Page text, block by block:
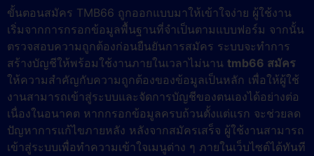
ขั้นตอนสมัคร TMB66 ถูกออกแบบมาให้เข้าใจง่าย ผู้ใช้งาน
เริ่มจากการกรอกข้อมูลพื้นฐานที่จำเป็นตามแบบฟอร์ม จากนั้น
ตรวจสอบความถูกต้องก่อนยืนยันการสมัคร ระบบจะทำการ
สร้างบัญชีให้พร้อมใช้งานภายในเวลาไม่นาน tmb66 สมัคร
ให้ความสำคัญกับความถูกต้องของข้อมูลเป็นหลัก เพื่อให้ผู้ใช้
งานสามารถเข้าสู่ระบบและจัดการบัญชีของตนเองได้อย่างต่อ
เนื่องในอนาคต หากกรอกข้อมูลครบถ้วนตั้งแต่แรก จะช่วยลด
ปัญหาการแก้ไขภายหลัง หลังจากสมัครเสร็จ ผู้ใช้งานสามารถ
เข้าสู่ระบบเพื่อทำความเข้าใจเมนูต่าง ๆ ภายในเว็บไซต์ได้ทันที